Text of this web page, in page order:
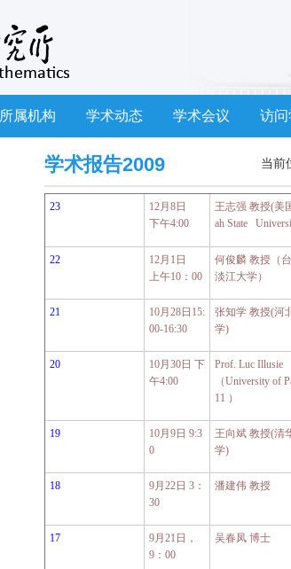
所属机构 学术动态 学术会议 访
学术报告2009 当前
23 12月 8日
下午4:00
王志强 教授(美
ah State
22 12月 1 日
上午10 ： 00
何俊麟 教授 （
淡江大学）
21 10月 28日 15:
00-16:30
张知学 教授(河
学)
20 10月 30日 下
午4:00
Prof. Luc Illusie
（University of
11 ）
19 10月 9日 9:3
0
王向斌 教授(清
学)
18 9月 22日 3 ：
30
潘建伟 教授
17 9月 21 日，
9 ： 00
吴春凤 博士